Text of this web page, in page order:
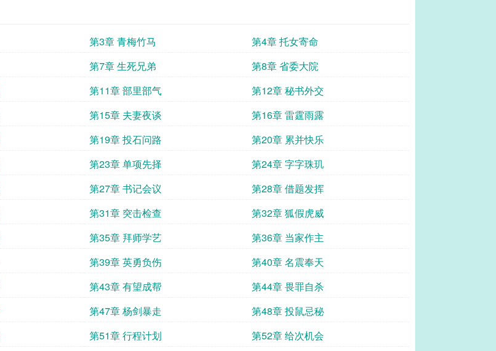
第3章 青梅竹马
第4章 托女寄命
第7章 生死兄弟
第8章 省委大院
第11章 部里部气
第12章 秘书外交
第15章 夫妻夜谈
第16章 雷霆雨露
第19章 投石问路
第20章 累并快乐
第23章 单项先择
第24章 字字珠玑
第27章 书记会议
第28章 借题发挥
第31章 突击检查
第32章 狐假虎威
第35章 拜师学艺
第36章 当家作主
第39章 英勇负伤
第40章 名震奉天
第43章 有望成帮
第44章 畏罪自杀
第47章 杨剑暴走
第48章 投鼠忌秘
第51章 行程计划
第52章 给次机会